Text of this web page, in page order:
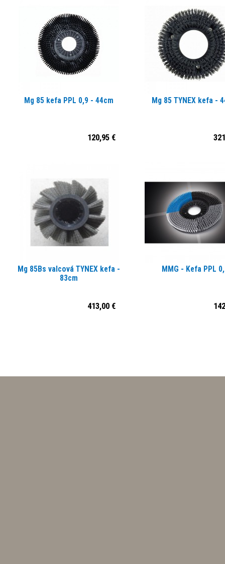
Mg 85 kefa PPL 0,9 - 44cm
120,95 €
Mg 85 TYNEX kefa -
Mg 85Bs valcová TYNEX kefa -
83cm
413,00 €
MMG - Kefa PPL